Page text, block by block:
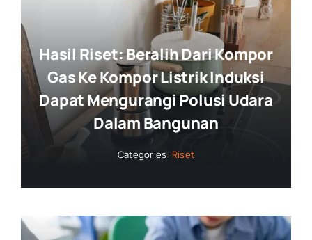
Hasil Riset: Beralih Dari Kompor
Gas Ke Kompor Listrik Induksi
Dapat Mengurangi Polusi Udara
Dalam Bangunan
Categories: Riset